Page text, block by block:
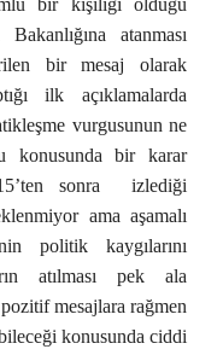
bir kişiliği olduğu
atanması
bir mesaj olarak
ilk açıklamalarda
vurgusunun ne
konusunda bir karar
sonra izlediği
ama aşamalı
politik kaygılarını
atılması pek ala
mesajlara rağmen
konusunda ciddi